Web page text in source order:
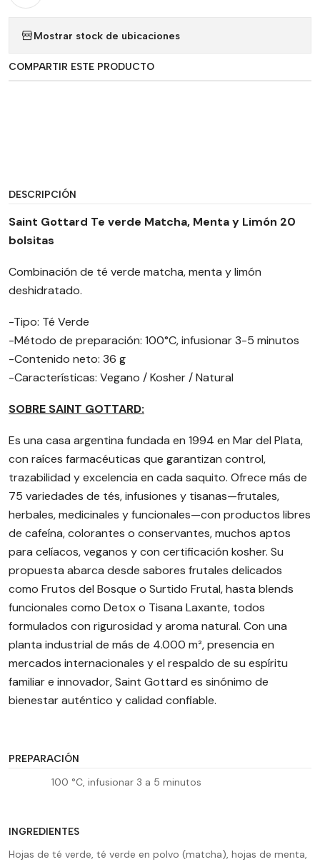
Mostrar stock de ubicaciones
COMPARTIR ESTE PRODUCTO
DESCRIPCIÓN
Saint Gottard Te verde Matcha, Menta y Limón 20
bolsitas
Combinación de té verde matcha, menta y limón
deshidratado.
-Tipo: Té Verde
-Método de preparación: 100°C, infusionar 3-5 minutos
-Contenido neto: 36 g
-Características: Vegano / Kosher / Natural
SOBRE SAINT GOTTARD:
Es una casa argentina fundada en 1994 en Mar del Plata,
con raíces farmacéuticas que garantizan control,
trazabilidad y excelencia en cada saquito. Ofrece más de
75 variedades de tés, infusiones y tisanas—frutales,
herbales, medicinales y funcionales—con productos libres
de cafeína, colorantes o conservantes, muchos aptos
para celíacos, veganos y con certificación kosher. Su
propuesta abarca desde sabores frutales delicados
como Frutos del Bosque o Surtido Frutal, hasta blends
funcionales como Detox o Tisana Laxante, todos
formulados con rigurosidad y aroma natural. Con una
planta industrial de más de 4.000 m², presencia en
mercados internacionales y el respaldo de su espíritu
familiar e innovador, Saint Gottard es sinónimo de
bienestar auténtico y calidad confiable.
PREPARACIÓN
100 °C, infusionar 3 a 5 minutos
INGREDIENTES
Hojas de té verde, té verde en polvo (matcha), hojas de menta,